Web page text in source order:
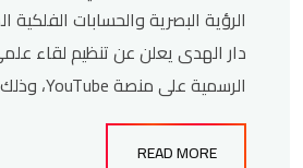
الرؤية البصرية والحسابات
دار الهدى يعلن عن تنظيم لقاء
الرسمية على منصة YouTube، وذلك في.
READ MORE